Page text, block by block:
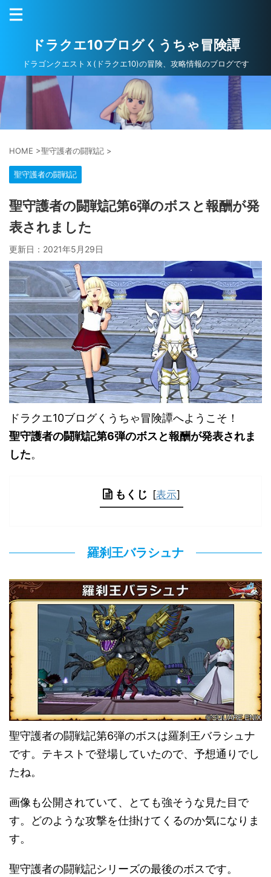
ドラクエ10ブログくうちゃ冒険譚
ドラゴンクエストＸ(ドラクエ10)の冒険、攻略情報のブログです
HOME >聖守護者の闘戦記 >
聖守護者の闘戦記
聖守護者の闘戦記第6弾のボスと報酬が発
表されました
更新日： 2021年5月29日
ドラクエ10ブログくうちゃ冒険譚へようこそ！
聖守護者の闘戦記第6弾のボスと報酬が発表されま
した。
もくじ [表示]
羅刹王バラシュナ
聖守護者の闘戦記第6弾のボスは羅刹王バラシュナ
です。テキストで登場していたので、予想通りでし
たね。
画像も公開されていて、とても強そうな見た目で
す。どのような攻撃を仕掛けてくるのか気になりま
す。
聖守護者の闘戦記シリーズの最後のボスです。